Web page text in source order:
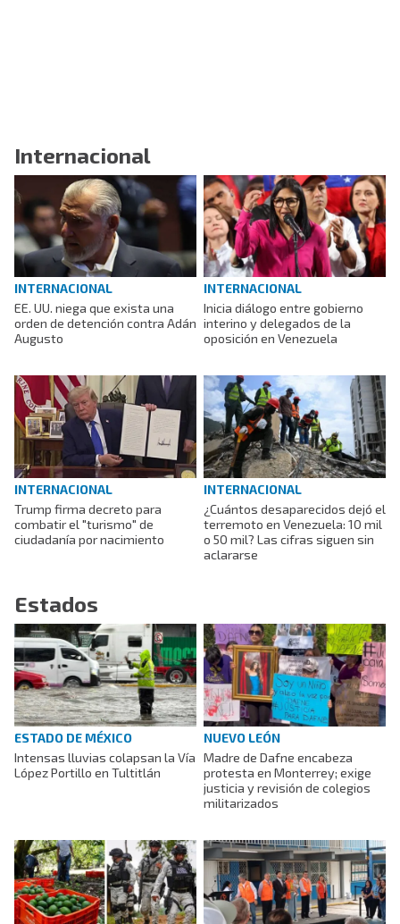
Internacional
INTERNACIONAL
EE. UU. niega que exista una
orden de detención contra Adán
Augusto
INTERNACIONAL
Inicia diálogo entre gobierno
interino y delegados de la
oposición en Venezuela
INTERNACIONAL
Trump firma decreto para
combatir el "turismo" de
ciudadanía por nacimiento
INTERNACIONAL
¿Cuántos desaparecidos dejó el
terremoto en Venezuela: 10 mil
o 50 mil? Las cifras siguen sin
aclararse
Estados
ESTADO DE MÉXICO
Intensas lluvias colapsan la Vía
López Portillo en Tultitlán
NUEVO LEÓN
Madre de Dafne encabeza
protesta en Monterrey; exige
justicia y revisión de colegios
militarizados